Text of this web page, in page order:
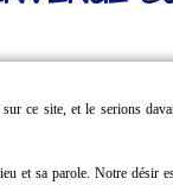
ce site, et le serions
et sa parole. Notre désir